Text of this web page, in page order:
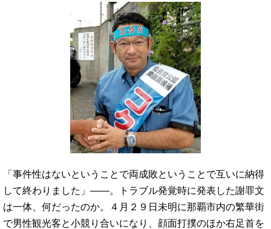
「事件性はないということで両成敗ということで互いに納得
して終わりました」――。トラブル発覚時に発表した謝罪文
は一体、何だったのか。４月２９日未明に那覇市内の繁華街
で男性観光客と小競り合いになり、顔面打撲のほか右足首を